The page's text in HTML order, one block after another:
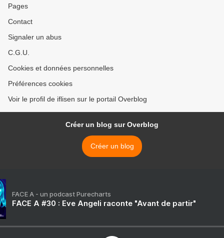
Pages
Contact
Signaler un abus
C.G.U.
Cookies et données personnelles
Préférences cookies
Voir le profil de iflisen sur le portail Overblog
Créer un blog sur Overblog
Créer un blog
FACE A - un podcast Purecharts
FACE A #30 : Eve Angeli raconte "Avant de partir"